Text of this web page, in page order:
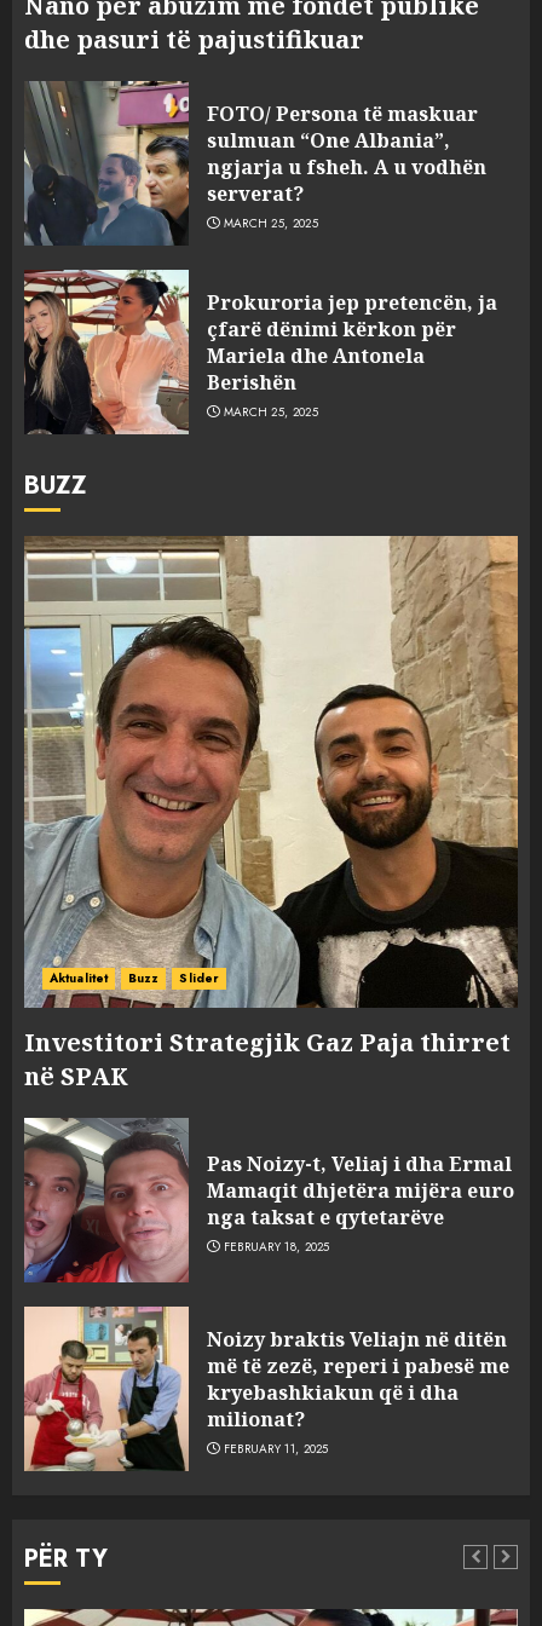
dhe pasuri të pajustifikuar
FOTO/ Persona të maskuar
sulmuan “One Albania”,
ngjarja u fsheh. A u vodhën
serverat?
MARCH 25, 2025
Prokuroria jep pretencën, ja
çfarë dënimi kërkon për
Mariela dhe Antonela
Berishën
MARCH 25, 2025
BUZZ
Aktualitet Buzz Slider
Investitori Strategjik Gaz Paja thirret
në SPAK
Pas Noizy-t, Veliaj i dha Ermal
Mamaqit dhjetëra mijëra euro
nga taksat e qytetarëve
FEBRUARY 18, 2025
Noizy braktis Veliajn në ditën
më të zezë, reperi i pabesë me
kryebashkiakun që i dha
milionat?
FEBRUARY 11, 2025
PËR TY
3
sulmuan “One Albania”,
ngjarja u fsheh. A u vodhën
serverat?
MARCH 25, 2025
4 MARCH 25, 2025